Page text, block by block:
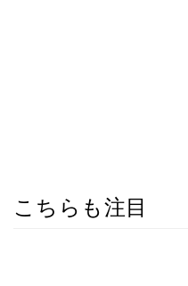
こちらも注目